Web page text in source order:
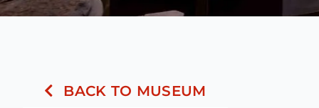
BACK TO MUSEUM